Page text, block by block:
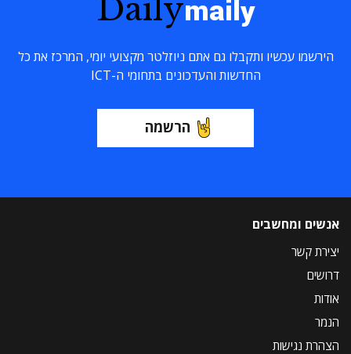
Dailymaily
הירשמו עכשיו ותקבלו גם אתם ניוזלטר מקצועי יומי, המרכז את כל
החדשות והעדכונים בתחומי ה-ICT
הרשמה
אנשים ומחשבים
יצירת קשר
דרושים
אודות
הנמר
הצהרת נגישות